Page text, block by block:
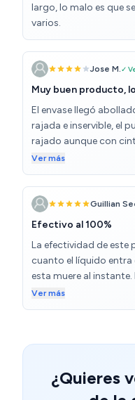
largo, lo malo es que
varios.
Jose M.✓
Muy buen producto,
El envase llegó
rajada e inservible, el
rajado aunque con
el de la tapa lo
para acabar con dos
de golf que estaban
para las personas, lo
en el nido) muy bien
desde unos 70 cm,
oportunidad de salir
probado de uso
salir. Lo recomiendo
avisperos, si es para
Ver más
Guillian
Efectivo al 100%
La efectividad de este
cuanto el líquido
esta muere al
lanza un potente
varios metros (yo he
Ver más
¿Quieres